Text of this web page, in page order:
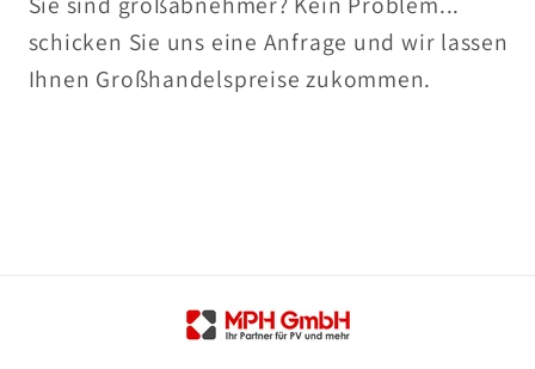
schicken Sie uns eine Anfrage und wir lassen
Ihnen Großhandelspreise zukommen.